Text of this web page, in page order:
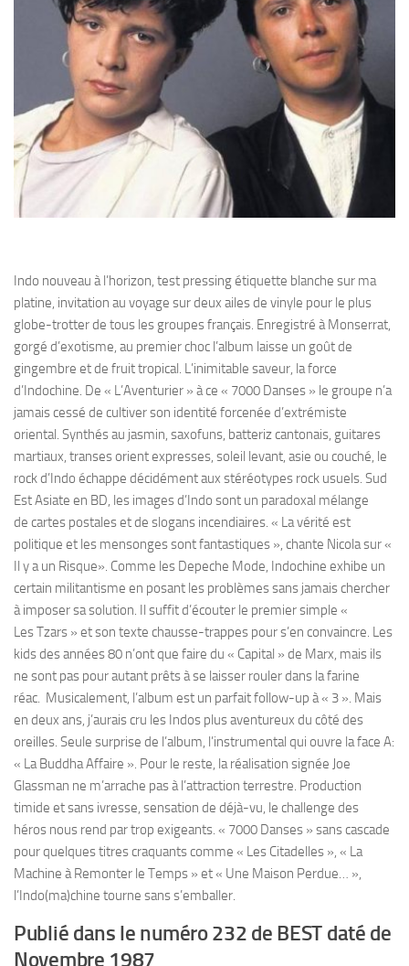
Indo nouveau à l’horizon, test pressing étiquette blanche sur ma
platine, invitation au voyage sur deux ailes de vinyle pour le plus
globe-trotter de tous les groupes français. Enregistré à Monserrat,
gorgé d’exotisme, au premier choc l’album laisse un goût de
gingembre et de fruit tropical. L’inimitable saveur, la force
d’Indochine. De « L’Aventurier » à ce « 7000 Danses » le groupe n’a
jamais cessé de cultiver son identité forcenée d’extrémiste
oriental. Synthés au jasmin, saxofuns, batteriz cantonais, guitares
martiaux, transes orient expresses, soleil levant, asie ou couché, le
rock d’Indo échappe décidément aux stéréotypes rock usuels. Sud
Est Asiate en BD, les images d’Indo sont un paradoxal mélange
de cartes postales et de slogans incendiaires. « La vérité est
politique et les mensonges sont fantastiques », chante Nicola sur «
Il y a un Risque». Comme les Depeche Mode, Indochine exhibe un
certain militantisme en posant les problèmes sans jamais chercher
à imposer sa solution. Il suffit d’écouter le premier simple «
Les Tzars » et son texte chausse-trappes pour s’en convaincre. Les
kids des années 80 n’ont que faire du « Capital » de Marx, mais ils
ne sont pas pour autant prêts à se laisser rouler dans la farine
réac. Musicalement, l’album est un parfait follow-up à « 3 ». Mais
en deux ans, j’aurais cru les Indos plus aventureux du côté des
oreilles. Seule surprise de l’album, l’instrumental qui ouvre la face A:
« La Buddha Affaire ». Pour le reste, la réalisation signée Joe
Glassman ne m’arrache pas à l’attraction terrestre. Production
timide et sans ivresse, sensation de déjà-vu, le challenge des
héros nous rend par trop exigeants. « 7000 Danses » sans cascade
pour quelques titres craquants comme « Les Citadelles », « La
Machine à Remonter le Temps » et « Une Maison Perdue… »,
l’Indo(ma)chine tourne sans s’emballer.
Publié dans le numéro 232 de BEST daté de
Novembre 1987